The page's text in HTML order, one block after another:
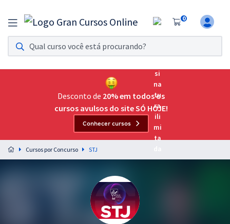
0
Assinatura Ilimitada 11
Acesso a todos os cursos. Teste grátis por 7 dias!
Assinatura OAB Até Passar
Acesso ilimitado a toda preparação para o Exame da
Preparação completa e intensiva para as principais
residências em saúde do Brasil
Desconto de 20% em todos os
cursos avulsos do site SÓ HOJE!
Conhecer cursos
Cursos por Concurso STJ